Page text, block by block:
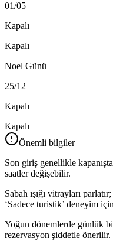
01/05
Kapalı
Kapalı
Noel Günü
25/12
Kapalı
Kapalı
Önemli bilgiler
Son giriş genellikle
saatler değişebilir.
Sabah ışığı vitrayları
‘Sadece turistik’ deneyim
Yoğun dönemlerde günlük
rezervasyon şiddetle önerilir.